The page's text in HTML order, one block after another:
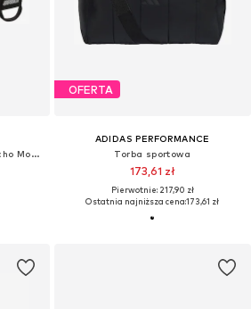
Torba sportowa na pasek 'Echo Mountain™'
OFERTA
ADIDAS PERFORMANCE
Torba sportowa
173,61 zł
Pierwotnie: 217,90 zł
Ostatnia najniższa cena:173,61 zł